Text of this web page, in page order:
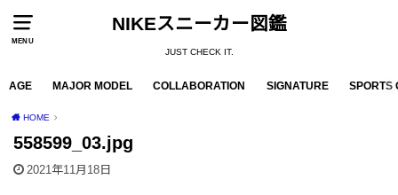
MENU
NIKEスニーカー図鑑
JUST CHECK IT.
AGE MAJOR MODEL COLLABORATION SIGNATURE SPORTS
HOME
558599_03.jpg
2021年11月18日